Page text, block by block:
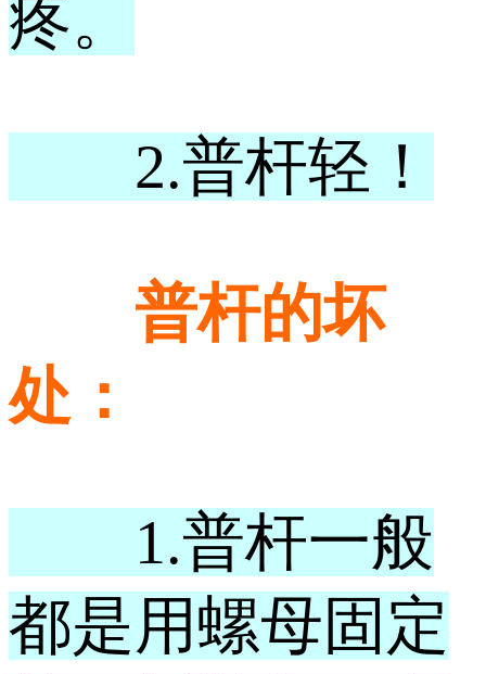
疼。
2.普杆轻！
普杆的坏
处：
1.普杆一般
都是用螺母固定